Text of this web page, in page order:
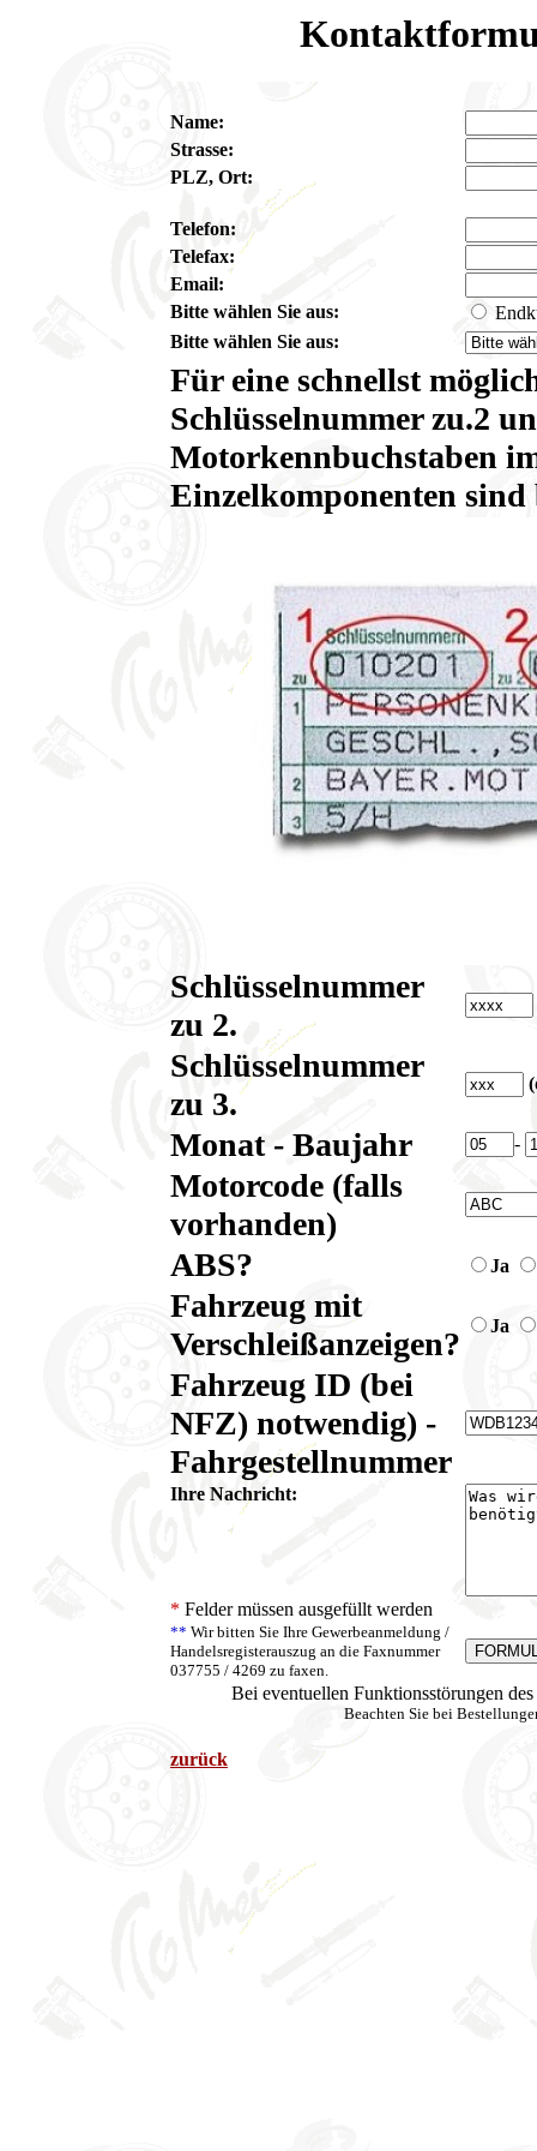
Name:
Strasse:
PLZ, Ort:
Telefon:
Telefax:
Email:
Bitte wählen Sie aus:
Bitte wählen Sie aus:
Für eine schnellst
Schlüsselnummer zu.2
Motorkennbuchstaben
Einzelkomponenten sind
Schlüsselnummer
zu 2.
Schlüsselnummer
zu 3.
Monat - Baujahr -
Motorcode (falls
vorhanden)
ABS?
Ja
Fahrzeug mit
Verschleißanzeigen?
Ja
Fahrzeug ID (bei
NFZ) notwendig) -
Fahrgestellnummer
Ihre Nachricht:
* Felder müssen ausgefüllt werden
** Wir bitten Sie Ihre Gewerbeanmeldung /
Handelsregisterauszug an die Faxnummer
037755 / 4269 zu faxen.
Bei eventuellen Funktionsstörungen
Beachten Sie bei
zurück